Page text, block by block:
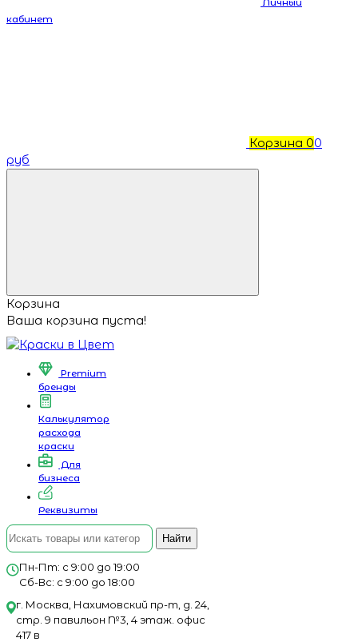
кабинет
Корзина 00
руб
Корзина
Ваша корзина пуста!
Premium
бренды
Калькулятор
расхода
краски
Для
бизнеса
Реквизиты
Найти
Пн-Пт: с 9:00 до 19:00
Сб-Вс: с 9:00 до 18:00
г. Москва, Нахимовский пр-т, д. 24,
стр. 9 павильон №3, 4 этаж. офис
417 в